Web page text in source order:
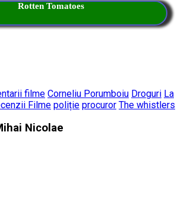
Rotten Tomatoes
filme Corneliu Porumboiu Droguri La
Filme poliție procuror The whistlers
Nicolae